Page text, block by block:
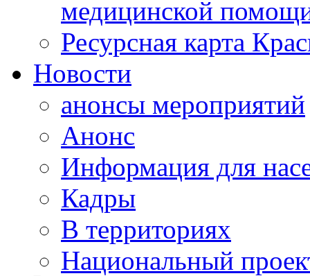
медицинской
Ресурсная карта
Новости
анонсы мероприятий
Анонс
Информация для
Кадры
В территориях
Национальный